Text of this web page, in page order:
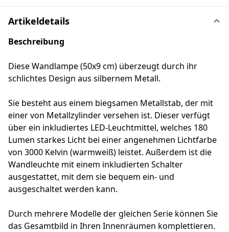
Artikeldetails
Beschreibung
Diese Wandlampe (50x9 cm) überzeugt durch ihr
schlichtes Design aus silbernem Metall.
Sie besteht aus einem biegsamen Metallstab, der mit
einer von Metallzylinder versehen ist. Dieser verfügt
über ein inkludiertes LED-Leuchtmittel, welches 180
Lumen starkes Licht bei einer angenehmen Lichtfarbe
von 3000 Kelvin (warmweiß) leistet. Außerdem ist die
Wandleuchte mit einem inkludierten Schalter
ausgestattet, mit dem sie bequem ein- und
ausgeschaltet werden kann.
Durch mehrere Modelle der gleichen Serie können Sie
das Gesamtbild in Ihren Innenräumen komplettieren.